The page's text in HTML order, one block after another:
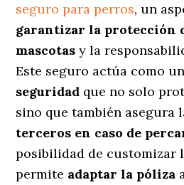
seguro para perros, un
garantizar la protección
mascotas y la
Este seguro actúa como
seguridad que no solo
sino que también asegura
terceros en caso de
posibilidad de customizar
permite adaptar la póliza